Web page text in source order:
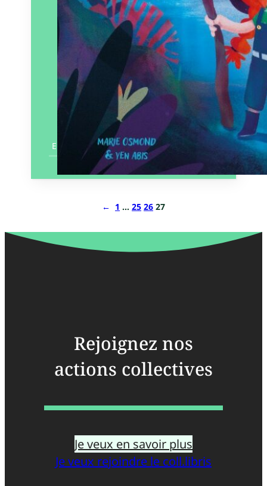
En savoir plus
← 1 … 25 26 27
Rejoignez nos
actions collectives
Je veux en savoir plus
Je veux rejoindre le coll.libris